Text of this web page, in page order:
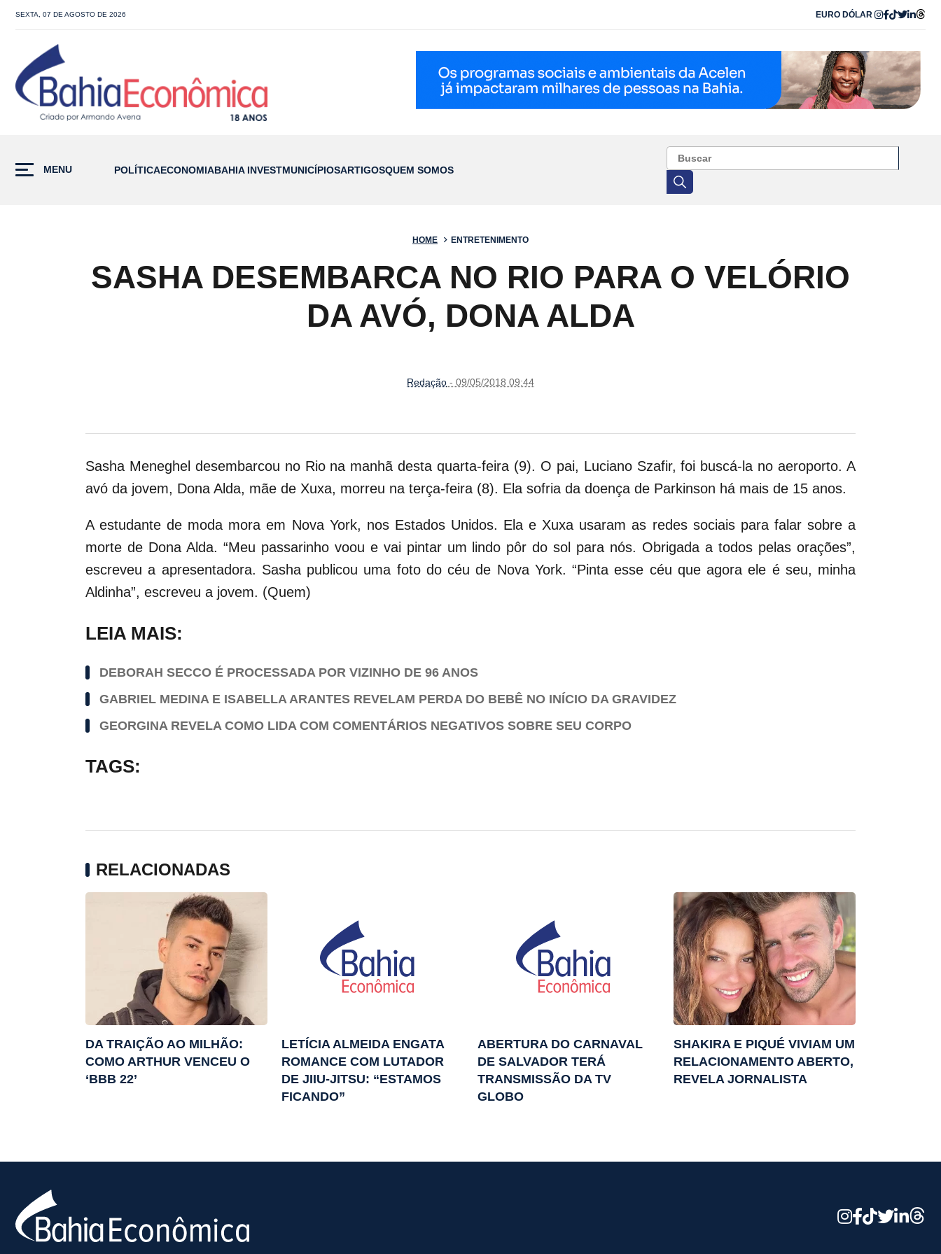
SEXTA, 07 DE AGOSTO DE 2026 EURO DÓLAR
MENU POLÍTICAECONOMIABAHIA INVESTMUNICÍPIOSARTIGOSQUEM SOMOS
HOME ENTRETENIMENTO
SASHA DESEMBARCA NO RIO PARA O VELÓRIO
DA AVÓ, DONA ALDA
Redação - 09/05/2018 09:44
Sasha Meneghel desembarcou no Rio na manhã desta quarta-feira (9). O pai, Luciano Szafir, foi buscá-la no aeroporto. A
avó da jovem, Dona Alda, mãe de Xuxa, morreu na terça-feira (8). Ela sofria da doença de Parkinson há mais de 15 anos.
A estudante de moda mora em Nova York, nos Estados Unidos. Ela e Xuxa usaram as redes sociais para falar sobre a
morte de Dona Alda. “Meu passarinho voou e vai pintar um lindo pôr do sol para nós. Obrigada a todos pelas orações”,
escreveu a apresentadora. Sasha publicou uma foto do céu de Nova York. “Pinta esse céu que agora ele é seu, minha
Aldinha”, escreveu a jovem. (Quem)
LEIA MAIS:
DEBORAH SECCO É PROCESSADA POR VIZINHO DE 96 ANOS
GABRIEL MEDINA E ISABELLA ARANTES REVELAM PERDA DO BEBÊ NO INÍCIO DA GRAVIDEZ
GEORGINA REVELA COMO LIDA COM COMENTÁRIOS NEGATIVOS SOBRE SEU CORPO
TAGS:
RELACIONADAS
DA TRAIÇÃO AO MILHÃO:
COMO ARTHUR VENCEU O
‘BBB 22’
LETÍCIA ALMEIDA ENGATA
ROMANCE COM LUTADOR
DE JIIU-JITSU: “ESTAMOS
FICANDO”
ABERTURA DO CARNAVAL
DE SALVADOR TERÁ
TRANSMISSÃO DA TV
GLOBO
SHAKIRA E PIQUÉ VIVIAM UM
RELACIONAMENTO ABERTO,
REVELA JORNALISTA